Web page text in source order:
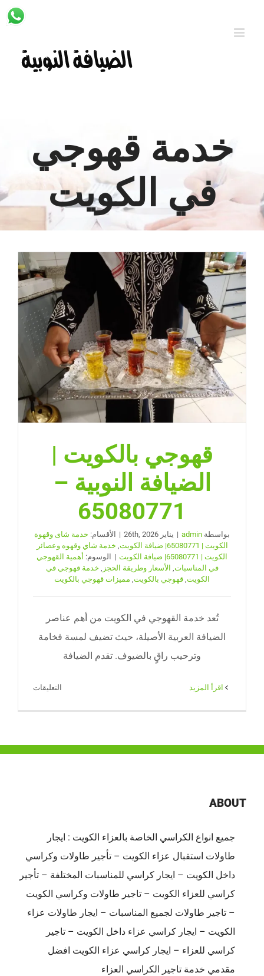
خدمة قهوجي
في الكويت
قهوجي بالكويت |
الضيافة النوبية –
65080771
بواسطة admin
| يناير 26th, 2026 | الأقسام: خدمة شاى وقهوة
الكويت | 65080771| ضيافة الكويت
, خدمة شاي وقهوه وعصائر
الكويت | 65080771| ضيافة الكويت
| الوسوم: أهمية القهوجي
في المناسبات, الأسعار وطريقة الحجز , خدمة قهوجي في
الكويت, قهوجي بالكويت, مميزات قهوجي بالكويت
تُعد خدمة القهوجي في الكويت من أهم عناصر
الضيافة العربية الأصيلة، حيث تضيف لمسة فخامة
وترحيب راقٍ بالضيوف. تقدم الضيافة
التعليقات
ABOUT
جميع انواع الكراسي الخاصة بالعزاء الكويت : ايجار
طاولات استقبال عزاء الكويت – تأجير طاولات وكراسي
داخل الكويت – ايجار كراسي للمناسبات المختلفة – تأجير
كراسي للعزاء الكويت – تاجير طاولات وكراسي الكويت
– تاجير طاولات لجميع المناسبات – ايجار طاولات عزاء
الكويت – ايجار كراسي عزاء داخل الكويت – تاجير
كراسي للعزاء – ايجار كراسي عزاء الكويت افضل
مقدمي خدمة تاجير الكراسي العزاء